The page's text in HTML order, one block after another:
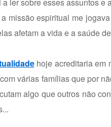
missão espiritual me
afetam a vida e a saúde
hoje acreditaria em
várias famílias que por
algo que outros não